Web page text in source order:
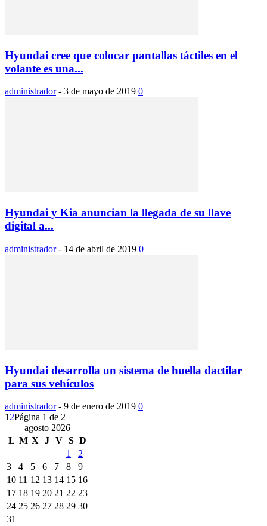
Hyundai cree que colocar pantallas táctiles en el
volante es una...
administrador - 3 de mayo de 2019 0
Hyundai y Kia anuncian la llegada de su llave
digital a...
administrador - 14 de abril de 2019 0
Hyundai desarrolla un sistema de huella dactilar
para sus vehículos
administrador - 9 de enero de 2019 0
1 2Página 1 de 2
agosto 2026
L M X J V S D
1
2
3
4 5 6 7 8
9
10 11 12 13 14 15 16
17 18 19 20 21 22 23
24 25 26 27 28 29 30
31